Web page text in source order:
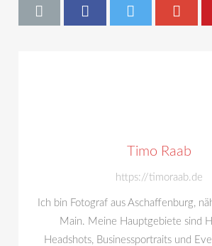
Timo Raab
https://timoraab.de
Ich bin Fotograf aus Aschaffenburg,
Main. Meine Hauptgebiete sind
Headshots, Businessportraits und